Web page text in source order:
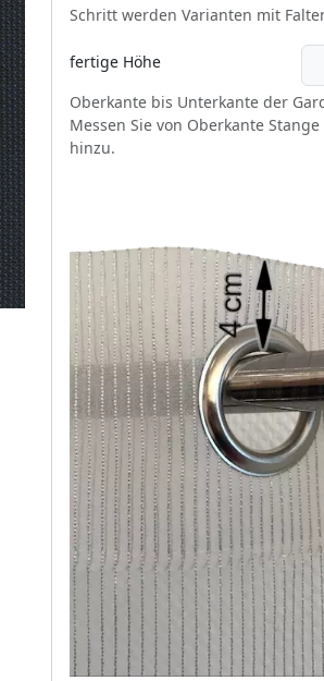
Schritt werden Varianten mit
fertige Höhe
Oberkante bis Unterkante der
Messen Sie von Oberkante
hinzu.